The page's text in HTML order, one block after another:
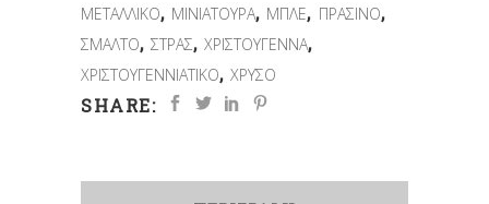
ΜΕΤΑΛΛΙΚΟ, ΜΙΝΙΑΤΟΥΡΑ, ΜΠΛΕ, ΠΡΑΣΙΝΟ,
ΣΜΑΛΤΟ,ΣΤΡΑΣ,ΧΡΙΣΤΟΥΓΕΝΝΑ,
ΧΡΙΣΤΟΥΓΕΝΝΙΑΤΙΚΟ,ΧΡΥΣΟ
SHARE: